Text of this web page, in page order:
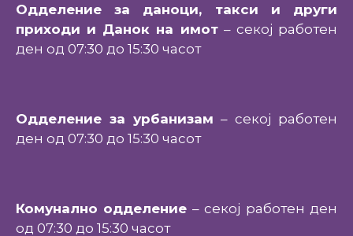
Одделение за даноци, такси и други
приходи и Данок на имот– секој работен
ден од 07:30 до 15:30 часот
Одделение за урбанизам – секој работен
ден од 07:30 до 15:30 часот
Комунално одделение – секој работен ден
од 07:30 до 15:30 часот